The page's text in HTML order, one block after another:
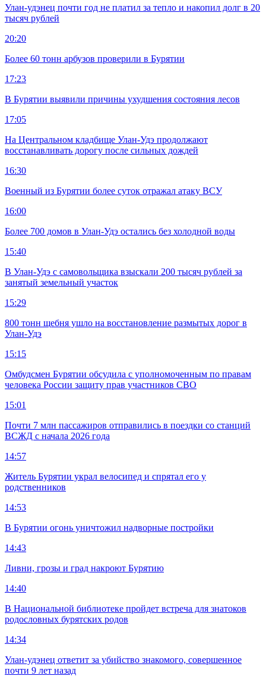
Улан-удэнец почти год не платил за тепло и накопил долг в 20
тысяч рублей
20:20
Более 60 тонн арбузов проверили в Бурятии
17:23
В Бурятии выявили причины ухудшения состояния лесов
17:05
На Центральном кладбище Улан-Удэ продолжают
восстанавливать дорогу после сильных дождей
16:30
Военный из Бурятии более суток отражал атаку ВСУ
16:00
Более 700 домов в Улан-Удэ остались без холодной воды
15:40
В Улан-Удэ с самовольщика взыскали 200 тысяч рублей за
занятый земельный участок
15:29
800 тонн щебня ушло на восстановление размытых дорог в
Улан-Удэ
15:15
Омбудсмен Бурятии обсудила с уполномоченным по правам
человека России защиту прав участников СВО
15:01
Почти 7 млн пассажиров отправились в поездки со станций
ВСЖД с начала 2026 года
14:57
Житель Бурятии украл велосипед и спрятал его у
родственников
14:53
В Бурятии огонь уничтожил надворные постройки
14:43
Ливни, грозы и град накроют Бурятию
14:40
В Национальной библиотеке пройдет встреча для знатоков
родословных бурятских родов
14:34
Улан-удэнец ответит за убийство знакомого, совершенное
почти 9 лет назад